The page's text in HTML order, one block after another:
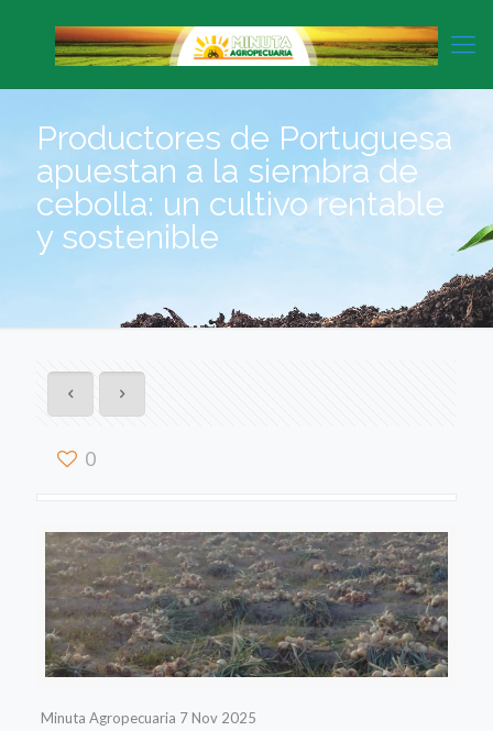
Productores de Portuguesa
apuestan a la siembra de
cebolla: un cultivo rentable
y sostenible
0
Minuta Agropecuaria 7 Nov 2025